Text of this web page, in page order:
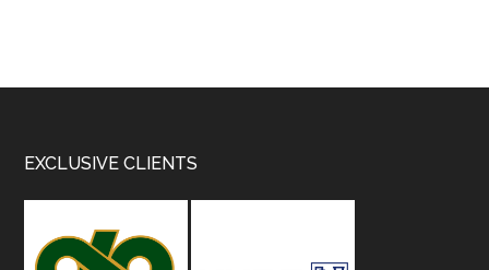
Footer
EXCLUSIVE CLIENTS